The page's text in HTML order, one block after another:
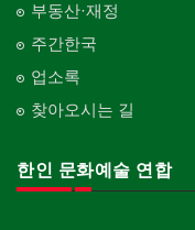
부동산·재정
주간한국
업소록
찾아오시는 길
한인 문화예술 연합